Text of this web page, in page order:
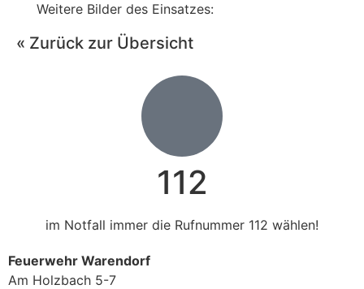
Weitere Bilder des Einsatzes:
« Zurück zur Übersicht
112
im Notfall immer die Rufnummer 112 wählen!
Feuerwehr Warendorf
Am Holzbach 5-7